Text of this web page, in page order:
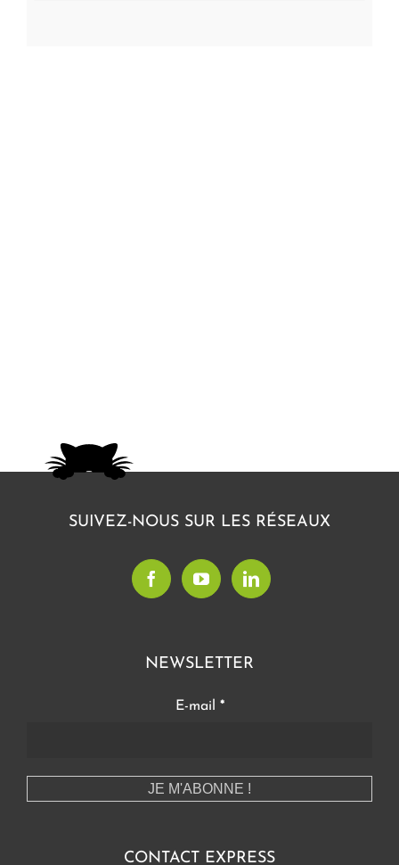
SUIVEZ-NOUS SUR LES RÉSEAUX
NEWSLETTER
E-mail *
CONTACT EXPRESS